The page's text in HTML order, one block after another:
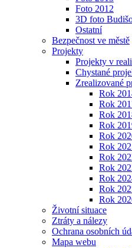
Foto 2012
3D foto
Ostatní
Bezpečnost ve městě
Projekty
Projekty v
Chystané
Zrealizované
Rok
Rok
Rok
Rok
Rok
Rok
Rok
Rok
Rok
Rok
Rok
Životní situace
Ztráty a nálezy
Ochrana osobních
Mapa webu